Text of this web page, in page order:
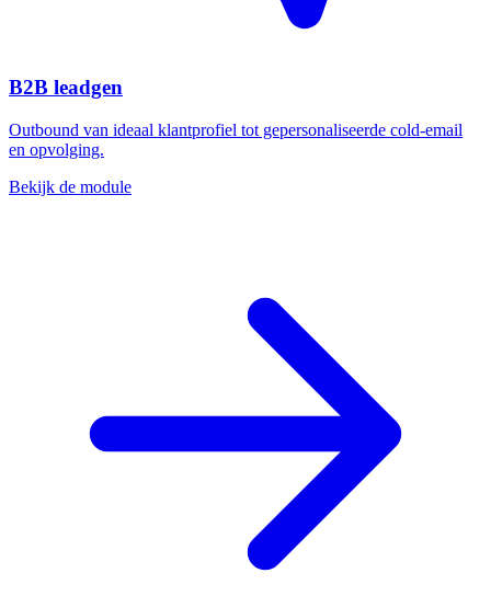
B2B leadgen
Outbound van ideaal klantprofiel tot gepersonaliseerde cold-email
en opvolging.
Bekijk de module